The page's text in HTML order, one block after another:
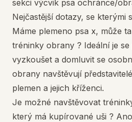
sekci výcvik psa ochránce/
Nejčastější dotazy, se kterými
Máme plemeno psa x, může
tréninky obrany ? Ideální je se
vyzkoušet a domluvit se
obrany navštěvují
plemen a jejich kříženci.
Je možné navštěvovat
který má kupírované uši ?